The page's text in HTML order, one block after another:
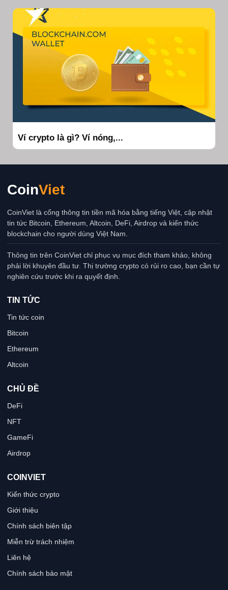
Ví crypto là gì? Ví nóng,...
CoinViet
CoinViet là cổng thông tin tiền mã hóa bằng tiếng Việt, cập nhật
tin tức Bitcoin, Ethereum, Altcoin, DeFi, Airdrop và kiến thức
blockchain cho người dùng Việt Nam.
Thông tin trên CoinViet chỉ phục vụ mục đích tham khảo, không
phải lời khuyên đầu tư. Thị trường crypto có rủi ro cao, bạn cần tự
nghiên cứu trước khi ra quyết định.
TIN TỨC
Tin tức coin
Bitcoin
Ethereum
Altcoin
CHỦ ĐỀ
DeFi
NFT
GameFi
Airdrop
COINVIET
Kiến thức crypto
Giới thiệu
Chính sách biên tập
Miễn trừ trách nhiệm
Liên hệ
Chính sách bảo mật